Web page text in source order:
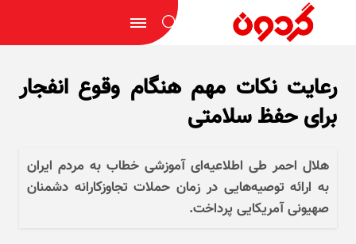
رعایت نکات مهم هنگام وقوع انفجار
برای حفظ سلامتی
هلال احمر طی اطلاعیه‌ای آموزشی خطاب به مردم ایران
به ارائه توصیه‌هایی در زمان حملات تجاوزکارانه دشمنان
صهیونی آمریکایی پرداخت.